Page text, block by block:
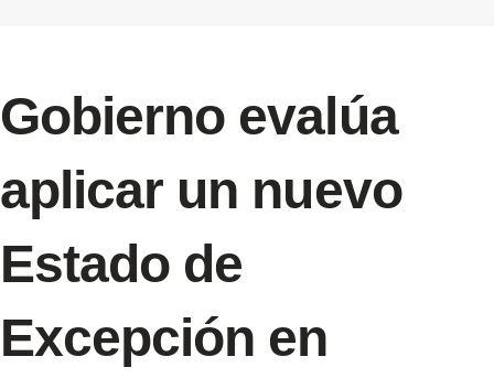
Gobierno evalúa
aplicar un nuevo
Estado de
Excepción en